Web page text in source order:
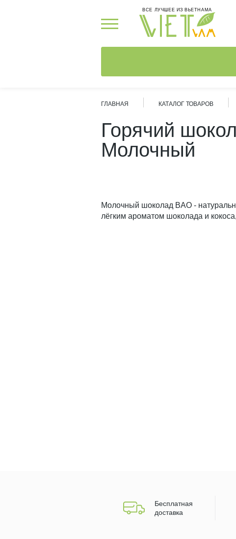
ВСЕ ЛУЧШЕЕ ИЗ ВЬЕТНАМА
ГЛАВНАЯ КАТАЛОГ ТОВАРОВ
Горячий
Молочный
Молочный шоколад BAO -
лёгким ароматом шоколада и
Бесплатная
доставка